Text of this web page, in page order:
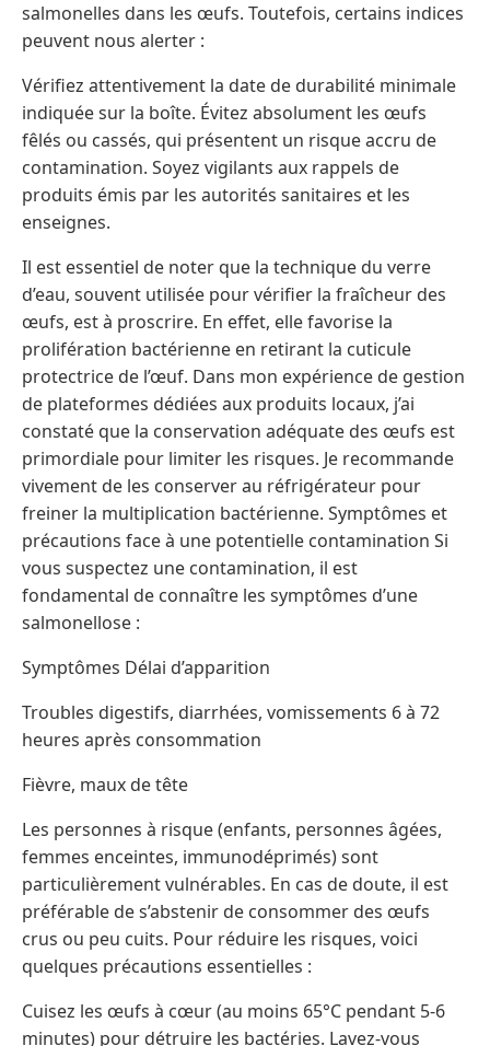
salmonelles dans les œufs. Toutefois, certains indices
peuvent nous alerter :
Vérifiez attentivement la date de durabilité minimale
indiquée sur la boîte. Évitez absolument les œufs
fêlés ou cassés, qui présentent un risque accru de
contamination. Soyez vigilants aux rappels de
produits émis par les autorités sanitaires et les
enseignes.
Il est essentiel de noter que la technique du verre
d’eau, souvent utilisée pour vérifier la fraîcheur des
œufs, est à proscrire. En effet, elle favorise la
prolifération bactérienne en retirant la cuticule
protectrice de l’œuf. Dans mon expérience de gestion
de plateformes dédiées aux produits locaux, j’ai
constaté que la conservation adéquate des œufs est
primordiale pour limiter les risques. Je recommande
vivement de les conserver au réfrigérateur pour
freiner la multiplication bactérienne. Symptômes et
précautions face à une potentielle contamination Si
vous suspectez une contamination, il est
fondamental de connaître les symptômes d’une
salmonellose :
Symptômes Délai d’apparition
Troubles digestifs, diarrhées, vomissements 6 à 72
heures après consommation
Fièvre, maux de tête
Les personnes à risque (enfants, personnes âgées,
femmes enceintes, immunodéprimés) sont
particulièrement vulnérables. En cas de doute, il est
préférable de s’abstenir de consommer des œufs
crus ou peu cuits. Pour réduire les risques, voici
quelques précautions essentielles :
Cuisez les œufs à cœur (au moins 65°C pendant 5-6
minutes) pour détruire les bactéries. Lavez-vous